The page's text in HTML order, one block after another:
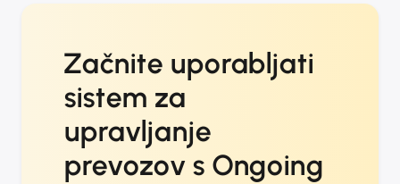
Začnite uporabljati
sistem za
upravljanje
prevozov s Ongoing